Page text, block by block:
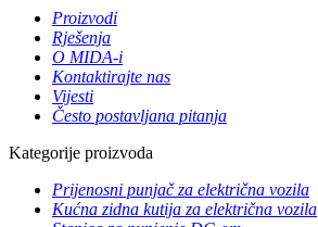
Proizvodi
Rješenja
O MIDA-i
Kontaktirajte nas
Vijesti
Često postavljana pitanja
Kategorije proizvoda
Prijenosni punjač za električna vozila
Kućna zidna kutija za električna vozila